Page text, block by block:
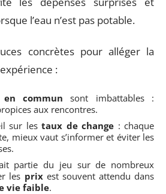
l’eau n’est pas potable.
concrètes pour alléger la
:
commun sont imbattables :
aux rencontres.
sur les taux de change : chaque
mieux vaut s’informer et éviter les
partie du jeu sur de nombreux
les prixest souvent attendu dans
vie faible.